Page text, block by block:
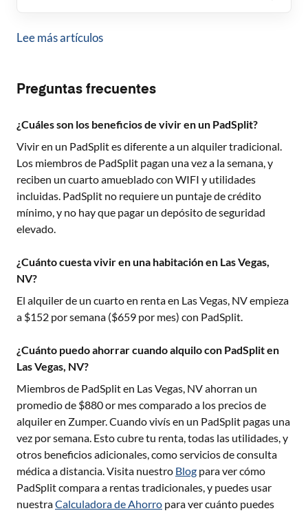
Lee más artículos
Preguntas frecuentes
¿Cuáles son los beneficios de vivir en un PadSplit?
Vivir en un PadSplit es diferente a un alquiler tradicional.
Los miembros de PadSplit pagan una vez a la semana, y
reciben un cuarto amueblado con WIFI y utilidades
incluidas. PadSplit no requiere un puntaje de crédito
mínimo, y no hay que pagar un depósito de seguridad
elevado.
¿Cuánto cuesta vivir en una habitación en Las Vegas,
NV?
El alquiler de un cuarto en renta en Las Vegas, NVempieza
a $152 por semana ($659 por mes) con PadSplit.
¿Cuánto puedo ahorrar cuando alquilo con PadSplit en
Las Vegas, NV?
Miembros de PadSplit en Las Vegas, NVahorran un
promedio de $880or mes comparado a los precios de
alquiler en Zumper. Cuando vivís en un PadSplit pagas una
vez por semana. Esto cubre tu renta, todas las utilidades, y
otros beneficios adicionales, como servicios de consulta
médica a distancia. Visita nuestro Blog para ver cómo
PadSplit compara a rentas tradicionales, y puedes usar
nuestraCalculadora de Ahorro para ver cuánto puedes